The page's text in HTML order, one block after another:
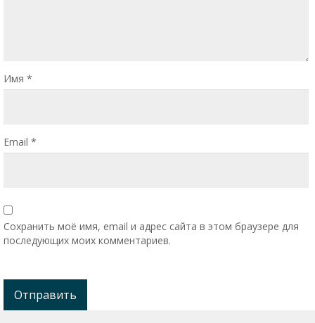
Имя *
Email *
Сохранить моё имя, email и адрес сайта в этом браузере для
последующих моих комментариев.